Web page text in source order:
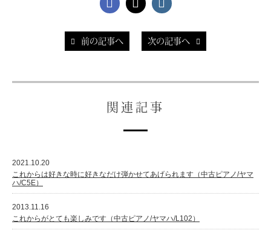
前の記事へ 次の記事へ
関連記事
2021.10.20
これからは好きな時に好きなだけ弾かせてあげられます（中古ピアノ/ヤマ
ハ/C5E）
2013.11.16
これからがとても楽しみです（中古ピアノ/ヤマハ/L102）